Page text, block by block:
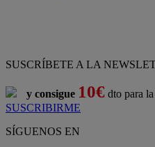
SUSCRÍBETE A LA
y consigue 10€ dto para
SUSCRIBIRME
SÍGUENOS EN